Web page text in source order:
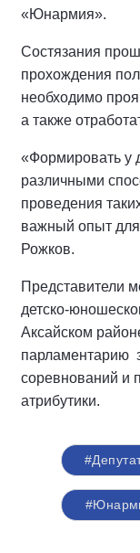
«Юнармия».
Состязания
прохождения
необходимо
а также
«Формировать у
различными
проведения
важный опыт
Рожков.
Представители
детско-
Аксайском
парламентарию
соревнований и
атрибутики.